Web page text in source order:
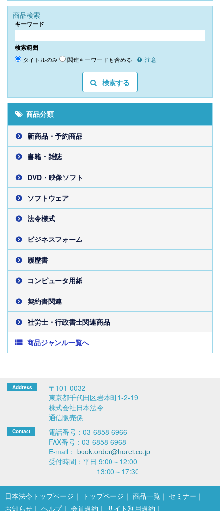
商品検索
キーワード
検索範囲
タイトルのみ 関連キーワードも含める 注意
検索する
商品分類
新商品・予約商品
書籍・雑誌
DVD・映像ソフト
ソフトウェア
法令様式
ビジネスフォーム
履歴書
コンピュータ用紙
契約書関連
社労士・行政書士関連商品
商品ジャンル一覧へ
〒101-0032
東京都千代田区岩本町1-2-19
株式会社日本法令
通信販売係
電話番号：03-6858-6966
FAX番号：03-6858-6968
E-mail： book.order@horei.co.jp
受付時間：平日 9:00～12:00
13:00～17:30
日本法令トップページ トップページ 商品一覧
セミナー
お知らせ
ヘルプ 会員規約 サイト利用規約